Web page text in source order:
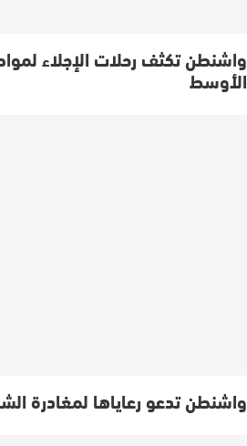
واشنطن تكثف رحلات الإجلاء
الأوسط
واشنطن تدعو رعاياها لمغادرة